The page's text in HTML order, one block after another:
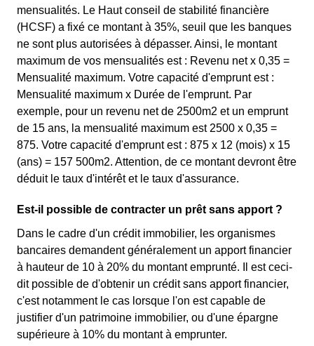
mensualités. Le Haut conseil de stabilité financière
(HCSF) a fixé ce montant à 35%, seuil que les banques
ne sont plus autorisées à dépasser. Ainsi, le montant
maximum de vos mensualités est : Revenu net x 0,35 =
Mensualité maximum. Votre capacité d'emprunt est :
Mensualité maximum x Durée de l'emprunt. Par
exemple, pour un revenu net de 2500m2 et un emprunt
de 15 ans, la mensualité maximum est 2500 x 0,35 =
875. Votre capacité d'emprunt est : 875 x 12 (mois) x 15
(ans) = 157 500m2. Attention, de ce montant devront être
déduit le taux d'intérêt et le taux d'assurance.
Est-il possible de contracter un prêt sans apport ?
Dans le cadre d'un crédit immobilier, les organismes
bancaires demandent généralement un apport financier
à hauteur de 10 à 20% du montant emprunté. Il est ceci-
dit possible de d'obtenir un crédit sans apport financier,
c'est notamment le cas lorsque l'on est capable de
justifier d'un patrimoine immobilier, ou d'une épargne
supérieure à 10% du montant à emprunter.